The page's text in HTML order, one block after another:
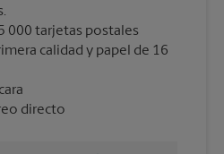
000 tarjetas postales
calidad y papel de 16
directo